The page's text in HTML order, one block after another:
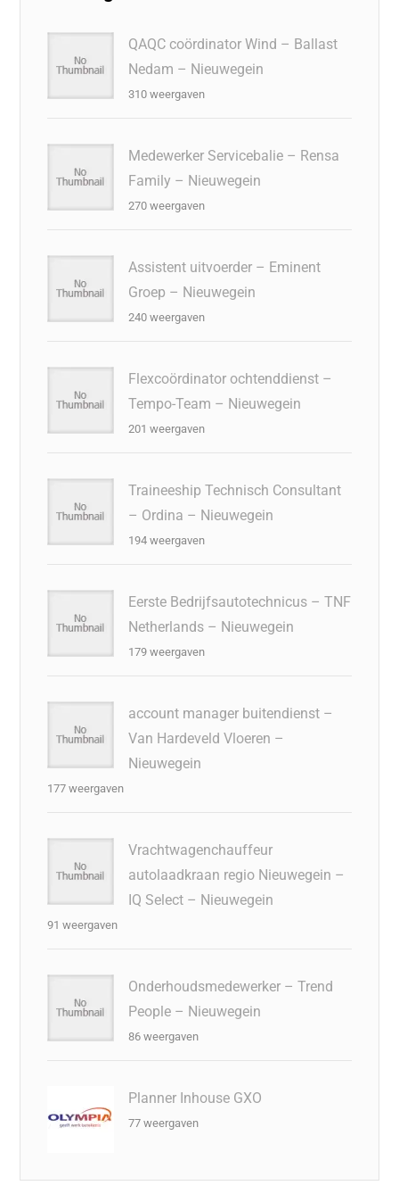
QAQC coördinator Wind – Ballast
Nedam – Nieuwegein
310 weergaven
Medewerker Servicebalie – Rensa
Family – Nieuwegein
270 weergaven
Assistent uitvoerder – Eminent
Groep – Nieuwegein
240 weergaven
Flexcoördinator ochtenddienst –
Tempo-Team – Nieuwegein
201 weergaven
Traineeship Technisch Consultant
– Ordina – Nieuwegein
194 weergaven
Eerste Bedrijfsautotechnicus – TNF
Netherlands – Nieuwegein
179 weergaven
account manager buitendienst –
Van Hardeveld Vloeren –
Nieuwegein
177 weergaven
Vrachtwagenchauffeur
autolaadkraan regio Nieuwegein –
IQ Select – Nieuwegein
91 weergaven
Onderhoudsmedewerker – Trend
People – Nieuwegein
86 weergaven
Planner Inhouse GXO
77 weergaven